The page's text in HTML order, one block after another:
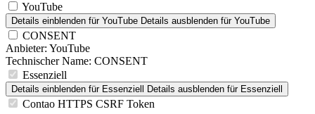
YouTube
Details einblenden für YouTube Details ausblenden für YouTube
CONSENT
Anbieter: YouTube
Technischer Name: CONSENT
Essenziell
Details einblenden für Essenziell Details ausblenden für Essenziell
Contao HTTPS CSRF Token